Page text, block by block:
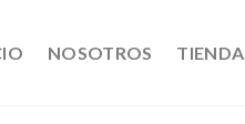
NOSOTROS TIENDA